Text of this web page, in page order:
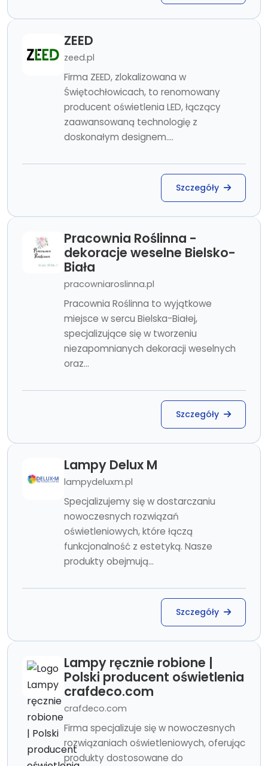
ZEED
zeed.pl
Firma ZEED, zlokalizowana w
Świętochłowicach, to renomowany
producent oświetlenia LED, łączący
zaawansowaną technologię z
doskonałym designem....
Szczegóły
Pracownia Roślinna -
dekoracje weselne Bielsko-
Biała
pracowniaroslinna.pl
Pracownia Roślinna to wyjątkowe
miejsce w sercu Bielska-Białej,
specjalizujące się w tworzeniu
niezapomnianych dekoracji weselnych
oraz...
Szczegóły
Lampy Delux M
lampydeluxm.pl
Specjalizujemy się w dostarczaniu
nowoczesnych rozwiązań
oświetleniowych, które łączą
funkcjonalność z estetyką. Nasze
produkty obejmują...
Szczegóły
Lampy ręcznie robione |
Polski producent oświetlenia
crafdeco.com
crafdeco.com
Firma specjalizuje się w nowoczesnych
rozwiązaniach oświetleniowych, oferując
produkty dostosowane do